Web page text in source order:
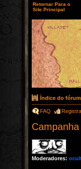
Retornar Para o
Site Principal
Índice do fórum
FAQ
Moderadores: